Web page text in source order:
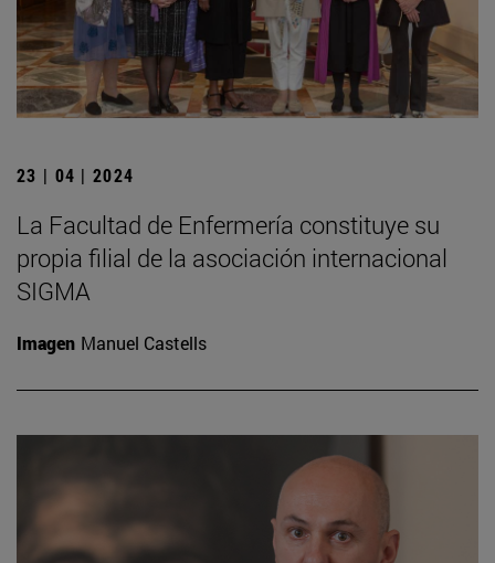
23 | 04 | 2024
La Facultad de Enfermería constituye su
propia filial de la asociación internacional
SIGMA
Imagen Manuel Castells